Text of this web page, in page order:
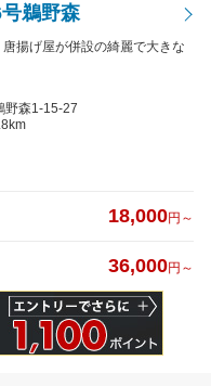
鵜野森
揚げ屋が併設の綺麗で大きな
野森1-15-27
18,000円～
36,000円～